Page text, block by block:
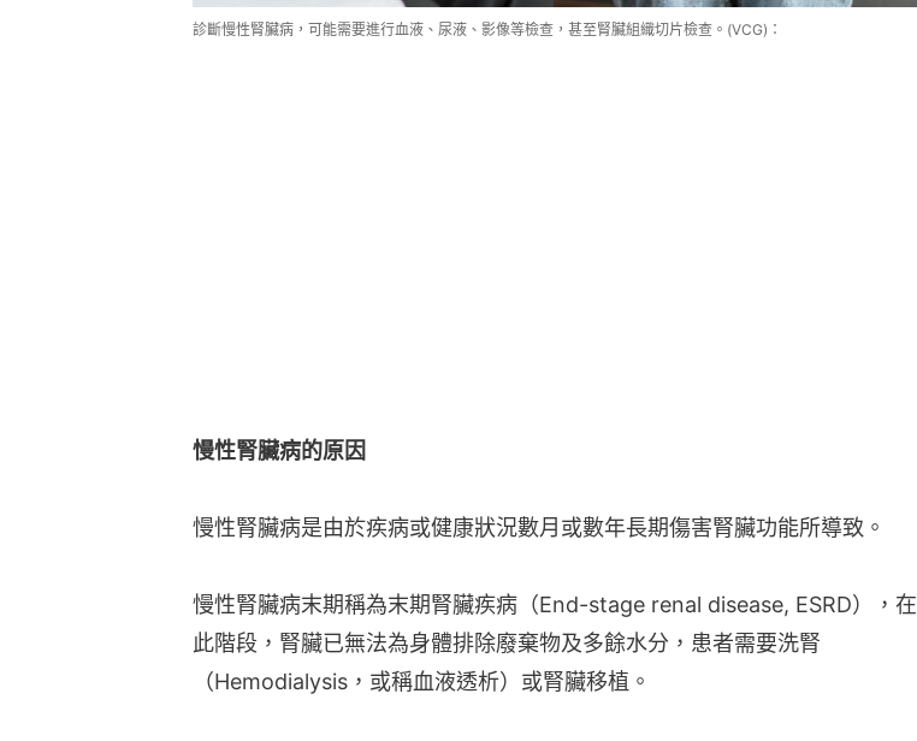
診斷慢性腎臟病，可能需要進行血液、尿液、影像等檢查，甚至腎臟組織切片檢查。(VCG)：
慢性腎臟病的原因
慢性腎臟病是由於疾病或健康狀況數月或數年長期傷害腎臟功能所導致。
慢性腎臟病末期稱為末期腎臟疾病（End-stage renal disease, ESRD），在
此階段，腎臟已無法為身體排除廢棄物及多餘水分，患者需要洗腎
（Hemodialysis，或稱血液透析）或腎臟移植。